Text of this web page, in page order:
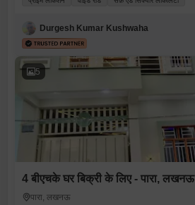
Durgesh Kumar Kushwaha
5
4 बीएचके घर बिक्री के लिए - पारा, लखनऊ
पारा, लखनऊ